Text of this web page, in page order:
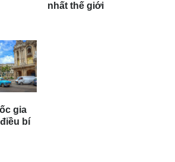
nhất thế giới
gia
bí